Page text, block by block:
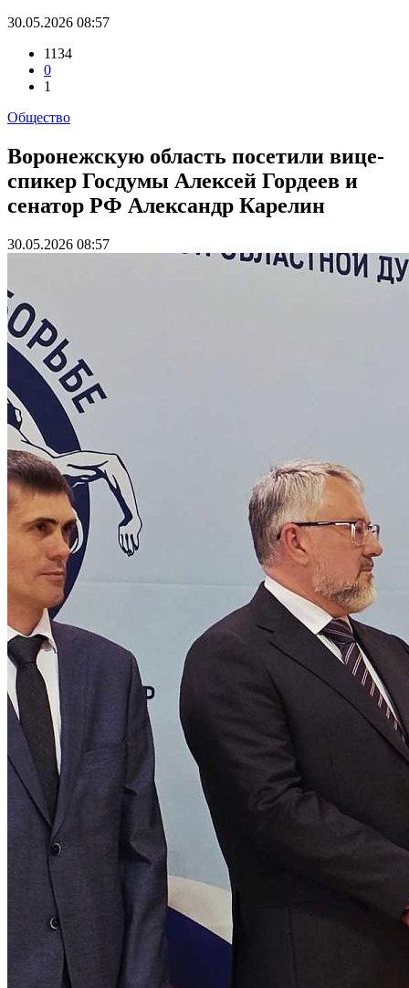
30.05.2026 08:57
1134
0
1
Общество
Воронежскую область посетили вице-
спикер Госдумы Алексей Гордеев и
сенатор РФ Александр Карелин
30.05.2026 08:57